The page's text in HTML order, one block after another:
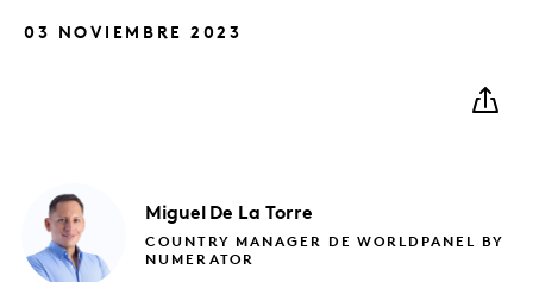
03 NOVIEMBRE 2023
Miguel De La Torre
COUNTRY MANAGER DE WORLDPANEL BY
NUMERATOR